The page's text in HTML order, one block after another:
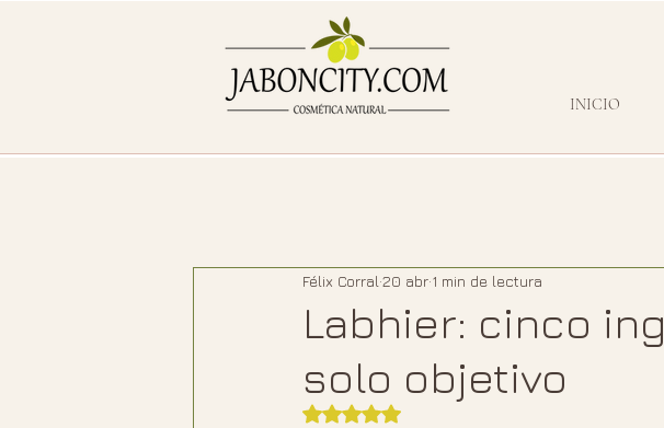
INICIO
Labhier: cinco
solo objetivo
Félix Corral 20 abr 1 min de lectura
Obtuvo NaN de 5 estrellas.